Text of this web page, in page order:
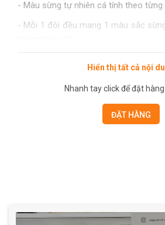
- Màu sừng tự nhiên cá tính theo từng
- Mỗi 1 đôi đều mang 1 màu sắc
Quà tặng ý nghĩa cho người thân,
bát, bột giặt,
Hiển thị tất cả nội
Nhanh tay click để đặt
ĐẶT HÀNG